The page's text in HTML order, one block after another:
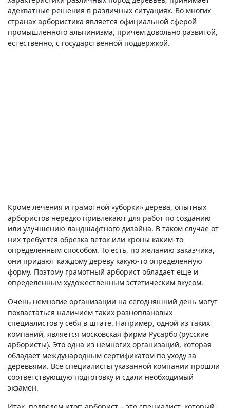
адекватные решения в различных ситуациях. Во многих
странах арбористика является официальной сферой
промышленного альпинизма, причем довольно развитой,
естественно, с государственной поддержкой.
Кроме лечения и грамотной «уборки» дерева, опытных
арбористов нередко привлекают для работ по созданию
или улучшению ландшафтного дизайна. В таком случае от
них требуется обрезка веток или кроны каким-то
определенным способом. То есть, по желанию заказчика,
они придают каждому дереву какую-то определенную
форму. Поэтому грамотный арборист обладает еще и
определенным художественным эстетическим вкусом.
Очень немногие организации на сегодняшний день могут
похвастаться наличием таких разноплановых
специалистов у себя в штате. Например, одной из таких
компаний, является московская фирма Русарбо (русские
арбористы). Это одна из немногих организаций, которая
обладает международным сертификатом по уходу за
деревьями. Все специалисты указанной компании прошли
соответствующую подготовку и сдали необходимый
экзамен.